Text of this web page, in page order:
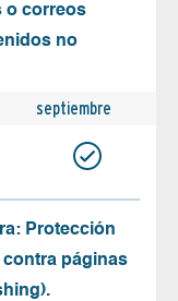
o correos
no
septiembre
Protección
páginas